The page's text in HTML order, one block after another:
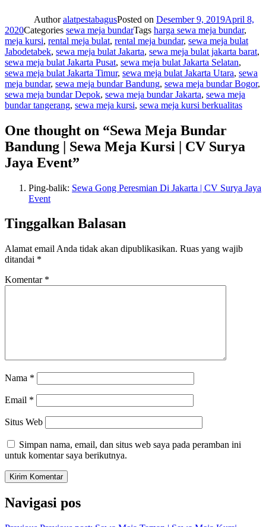
AuthoralatpestabagusPosted on Desember 9, 2019April 8,
2020Categories sewa meja bundarTags harga sewa meja bundar,
meja kursi, rental meja bulat, rental meja bundar, sewa meja bulat
Jabodetabek, sewa meja bulat Jakarta, sewa meja bulat jakarta barat,
sewa meja bulat Jakarta Pusat, sewa meja bulat Jakarta Selatan,
sewa meja bulat Jakarta Timur, sewa meja bulat Jakarta Utara, sewa
meja bundar, sewa meja bundar Bandung, sewa meja bundar Bogor,
sewa meja bundar Depok, sewa meja bundar Jakarta, sewa meja
bundar tangerang, sewa meja kursi, sewa meja kursi berkualitas
One thought on “Sewa Meja Bundar
Bandung | Sewa Meja Kursi | CV Surya
Jaya Event”
Ping-balik: Sewa Gong Peresmian Di Jakarta | CV Surya Jaya
Event
Tinggalkan Balasan
Alamat email Anda tidak akan dipublikasikan. Ruas yang wajib
ditandai *
Komentar *
Nama *
Email *
Situs Web
Simpan nama, email, dan situs web saya pada peramban ini
untuk komentar saya berikutnya.
Navigasi pos